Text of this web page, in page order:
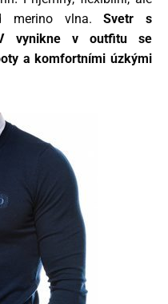
merino vlna.Svetr s
vynikne v outfitu se
a komfortními úzkými